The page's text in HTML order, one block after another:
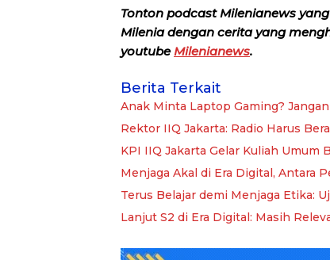
Tonton podcast Milenianews
Milenia dengan cerita yang
youtubeMilenianews.
Berita Terkait
Anak Minta Laptop Gaming?
Rektor IIQ Jakarta: Radio Harus
KPI IIQ Jakarta Gelar Kuliah Umum
Menjaga Akal di Era Digital, Antara
Terus Belajar demi Menjaga Etika:
Lanjut S2 di Era Digital: Masih